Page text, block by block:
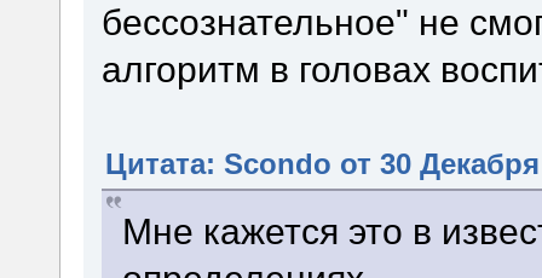
бессознательное" не
алгоритм в головах
Цитата: Scondo от 30
Мне кажется это в